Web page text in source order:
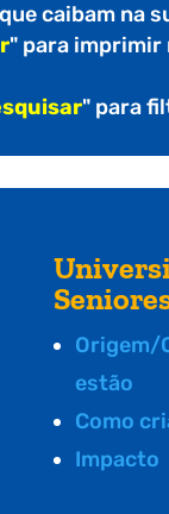
caibam na
" para imprimir
" para
Origem/
estão
Como
Impacto